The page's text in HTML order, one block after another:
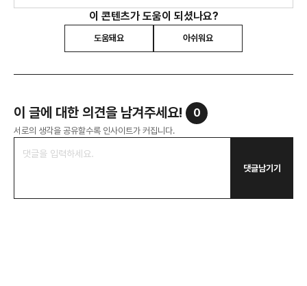
이 콘텐츠가 도움이 되셨나요?
도움돼요 아쉬워요
이 글에 대한 의견을 남겨주세요! 0
서로의 생각을 공유할수록 인사이트가 커집니다.
댓글남기기